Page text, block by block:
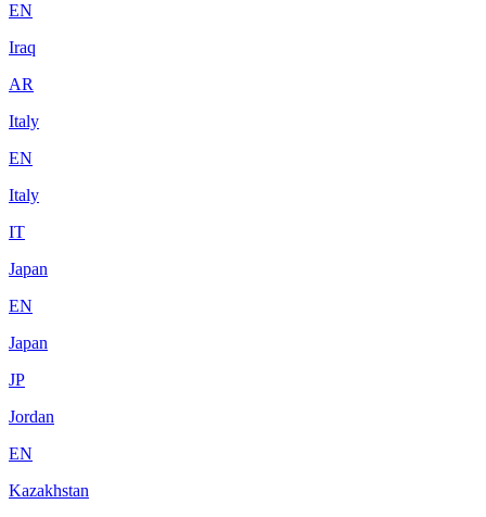
EN
Iraq
AR
Italy
EN
Italy
IT
Japan
EN
Japan
JP
Jordan
EN
Kazakhstan